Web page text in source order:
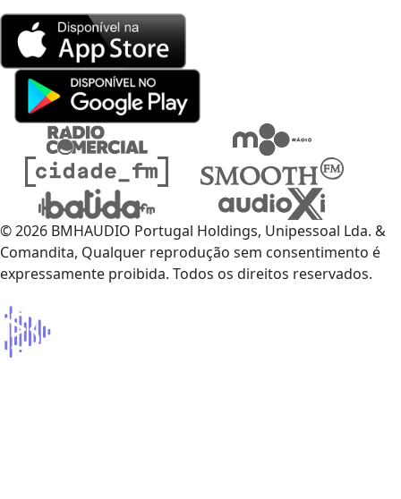
© 2026 BMHAUDIO Portugal Holdings, Unipessoal Lda. &
Comandita, Qualquer reprodução sem consentimento é
expressamente proibida. Todos os direitos reservados.